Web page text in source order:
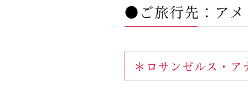
●ご旅行先：アメ
＊ロサンゼルス・ア